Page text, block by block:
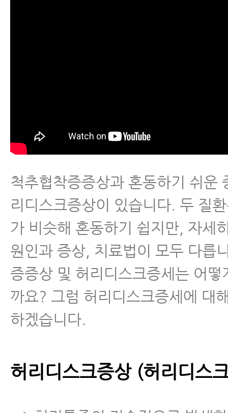
- 척추협착증운동 – 둔근(엉덩이
칭
- 척추관협착증 증상 완화에 좋은
근
척추분리증
척추전방전위증
척추유합술 후 재발
섬유근육통
척추협착증증상과 혼동하기 쉬운
리디스크증상이 있습니다. 두 질
가 비슷해 혼동하기 쉽지만, 자세
원인과 증상, 치료법이 모두 다릅
증증상 및 허리디스크증세는 어떻
까요? 그럼 허리디스크증세에 대
하겠습니다.
허리디스크증상 (허리디스